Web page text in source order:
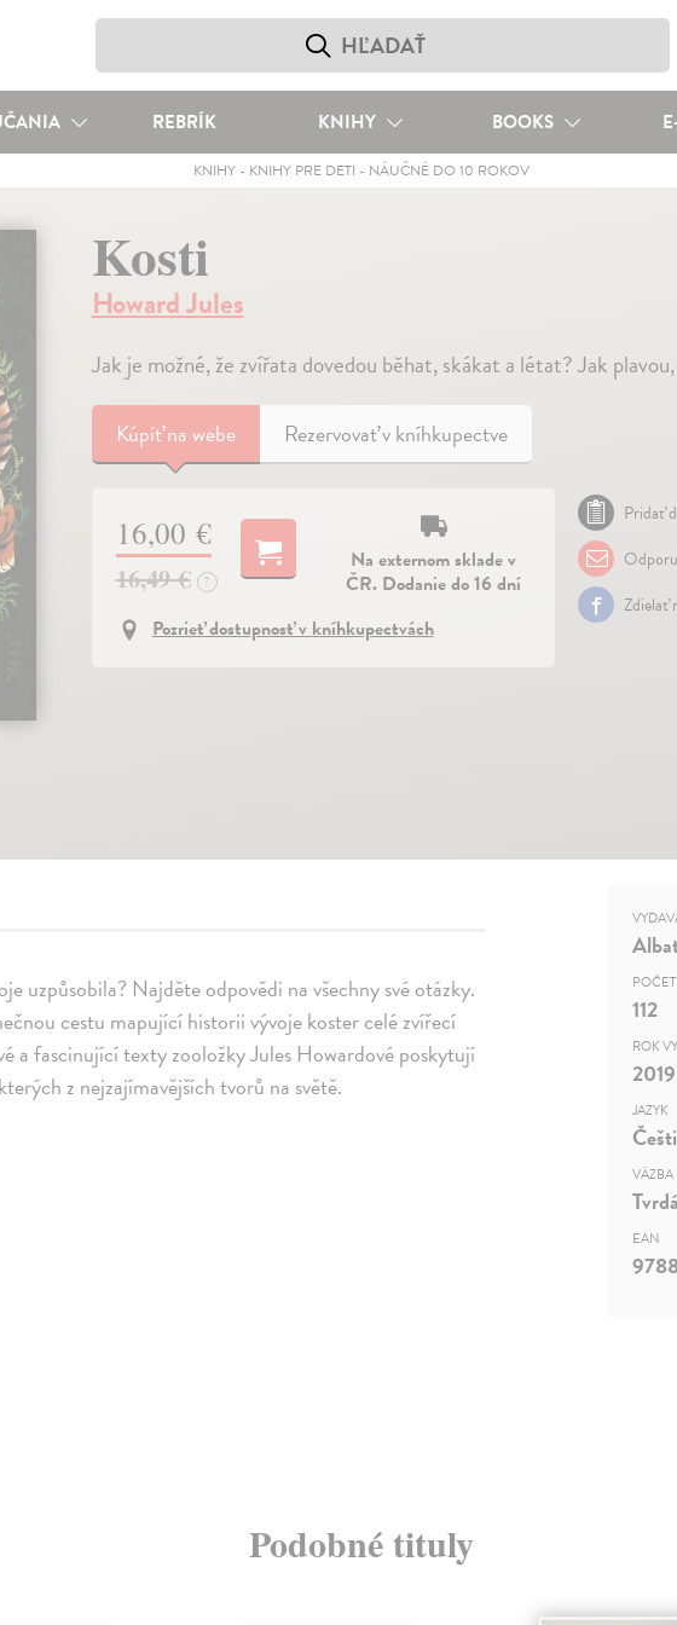
REBRÍK KNIHY BOOKS
KNIHY- KNIHY PRE DETI - NÁUČNÉ DO 10 ROKOV
Kosti
Howard Jules
Jak je možné, že zvířata dovedou běhat, skákat a létat? Jak
Kúpiťna webe Rezervovať v kníhkupectve
16,00 €
16,49 € ?
Na externom sklade v
ČR. Dodanie do 16 dní
Pozrieť dostupnosť v kníhkupectvách
Pridať
Zdielať
uzpůsobila? Najděte odpovědi na všechny své otázky.
cestu mapující historii vývoje koster celé zvířecí
a fascinující texty zooložky Jules Howardové poskytují
z nejzajímavějších tvorů na světě.
112
ROK
2019
JAZYK
VÄZBA
EAN
Podobné tituly